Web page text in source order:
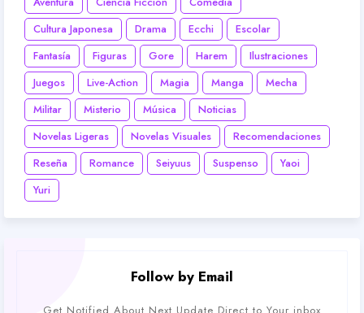
Cultura Japonesa
Drama Ecchi
Escolar
Fantasía
Figuras Gore Harem
Ilustraciones
Juegos
Live-Action Magia Manga
Mecha
Militar
Misterio Música
Noticias
Novelas Ligeras
Novelas Visuales
Recomendaciones
Reseña
Romance Seiyuus Suspenso
Yaoi
Yuri
Follow by Email